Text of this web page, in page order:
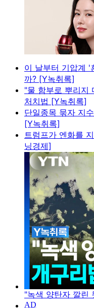
이 날부터 기압계 '
까? [Y녹취록]
"물 함부로 뿌리지
처치법 [Y녹취록]
단일종목 묶자 지
[Y녹취록]
트럼프가 엔화를
닝경제]
"녹색 양탄자 깔린